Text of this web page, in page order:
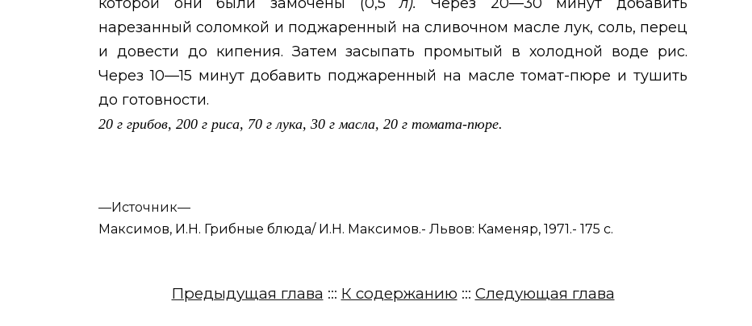
нарезанный соломкой и поджаренный на сливочном масле лук, соль, перец
и довести до кипения. Затем засыпать промытый в холодной воде рис.
Через 10—15 минут добавить поджаренный на масле томат-пюре и тушить
до готовности.
20 г грибов, 200 г риса, 70 г лука, 30 г масла, 20 г томата-пюре.
—Источник—
Максимов, И.Н. Грибные блюда/ И.Н. Максимов.- Львов: Каменяр, 1971.- 175 с.
Предыдущая глава ::: К содержанию ::: Следующая глава